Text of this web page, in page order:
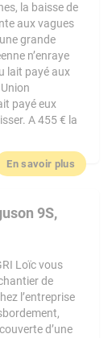
la baisse de
aux vagues
grande
n’enraye
lait payé aux
payé eux
A 455 € la
En savoir plus
9S,
Loïc vous
de
l’entreprise
d’une